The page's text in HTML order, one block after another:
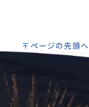
ページの先頭へ